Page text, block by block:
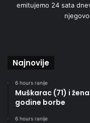
emitujemo 24 sata
Najnovije
6 hours ranije
Muškarac (71) i
godine borbe
6 hours ranije